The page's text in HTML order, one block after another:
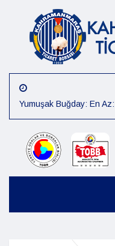
Yumuşak Buğday: En
Arpa: En Az: 15,000 TL
Mısır: En Az: 12,000 TL
Çiğit: En Az: 12,000 TL
Preseli Pamuk: En Az:
Kütlü Pamuk: En Az:
07.08.2026 Günlük